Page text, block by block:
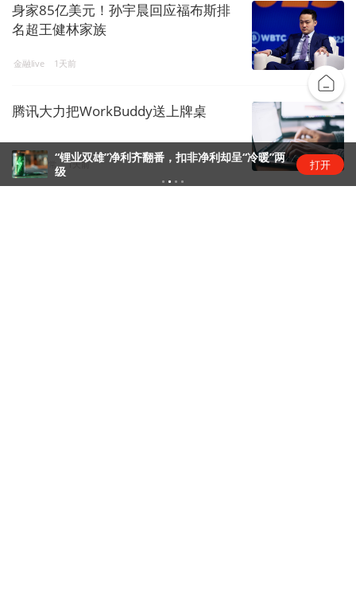
身家85亿美元！孙宇晨回应福布斯排
名超王健林家族
金融live 1天前
腾讯大力把WorkBuddy送上牌桌
互联网日常 1天前
“锂业双雄”净利齐翻番，扣非净利却呈“冷暖”两
级
打开